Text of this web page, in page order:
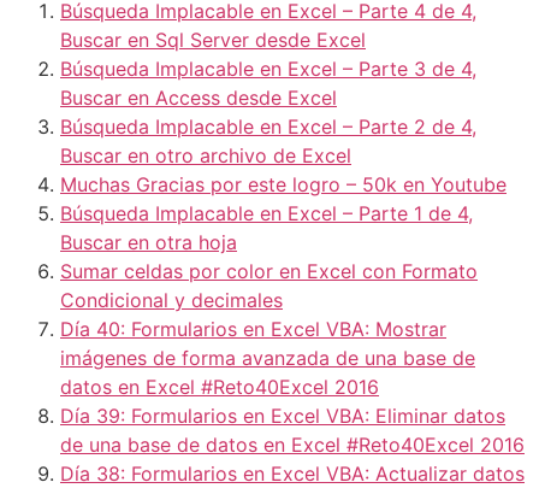
Búsqueda Implacable en Excel – Parte 4 de 4,
Buscar en Sql Server desde Excel
Búsqueda Implacable en Excel – Parte 3 de 4,
Buscar en Access desde Excel
Búsqueda Implacable en Excel – Parte 2 de 4,
Buscar en otro archivo de Excel
Muchas Gracias por este logro – 50k en Youtube
Búsqueda Implacable en Excel – Parte 1 de 4,
Buscar en otra hoja
Sumar celdas por color en Excel con Formato
Condicional y decimales
Día 40: Formularios en Excel VBA: Mostrar
imágenes de forma avanzada de una base de
datos en Excel #Reto40Excel 2016
Día 39: Formularios en Excel VBA: Eliminar datos
de una base de datos en Excel #Reto40Excel 2016
Día 38: Formularios en Excel VBA: Actualizar datos